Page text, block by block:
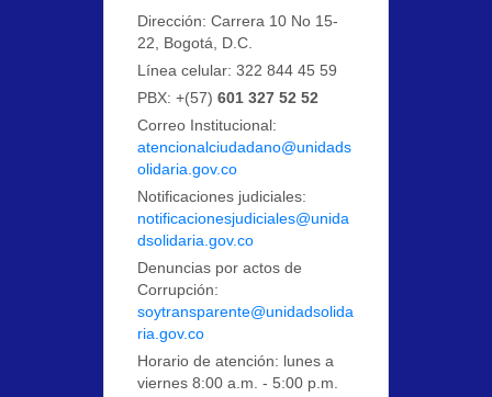
Dirección: Carrera 10 No 15-
22, Bogotá, D.C.
Línea celular: 322 844 45 59
PBX: +(57)601 327 52 52
Correo Institucional:
atencionalciudadano@unidads
olidaria.gov.co
Notificaciones judiciales:
notificacionesjudiciales@unida
dsolidaria.gov.co
Denuncias por actos de
Corrupción:
soytransparente@unidadsolida
ria.gov.co
Horario de atención: lunes a
viernes 8:00 a.m. - 5:00 p.m.